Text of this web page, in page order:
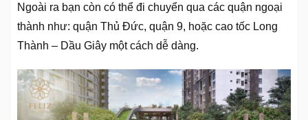
Ngoài ra bạn còn có thể đi chuyển qua các quận ngoại
thành như: quận Thủ Đức, quận 9, hoặc cao tốc Long
Thành – Dầu Giây một cách dễ dàng.